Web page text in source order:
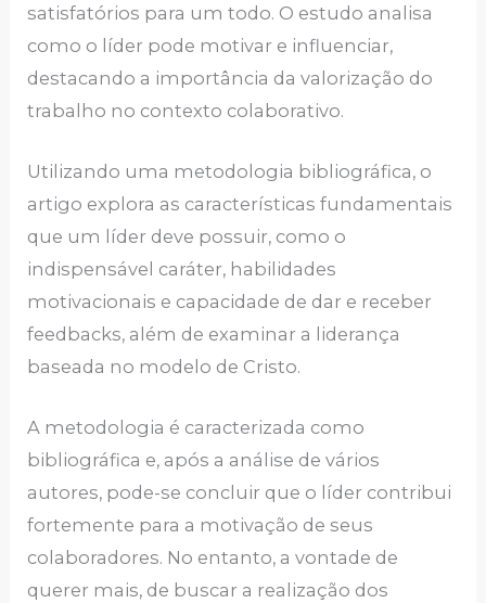
satisfatórios para um todo. O estudo analisa
como o líder pode motivar e influenciar,
destacando a importância da valorização do
trabalho no contexto colaborativo.
Utilizando uma metodologia bibliográfica, o
artigo explora as características fundamentais
que um líder deve possuir, como o
indispensável caráter, habilidades
motivacionais e capacidade de dar e receber
feedbacks, além de examinar a liderança
baseada no modelo de Cristo.
A metodologia é caracterizada como
bibliográfica e, após a análise de vários
autores, pode-se concluir que o líder contribui
fortemente para a motivação de seus
colaboradores. No entanto, a vontade de
querer mais, de buscar a realização dos